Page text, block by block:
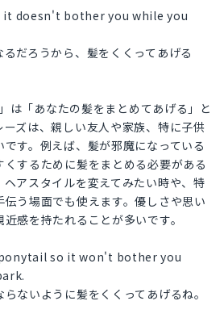
doesn't bother you while you
だろうから、髪をくくってあげる
「あなたの髪をまとめてあげる」と
ズは、親しい友人や家族、特に子供
す。例えば、髪が邪魔になっている
するために髪をまとめる必要がある
アスタイルを変えてみたい時や、特
う場面でも使えます。優しさや思い
感を持たれることが多いです。
so it won't bother you
ないように髪をくくってあげるね。